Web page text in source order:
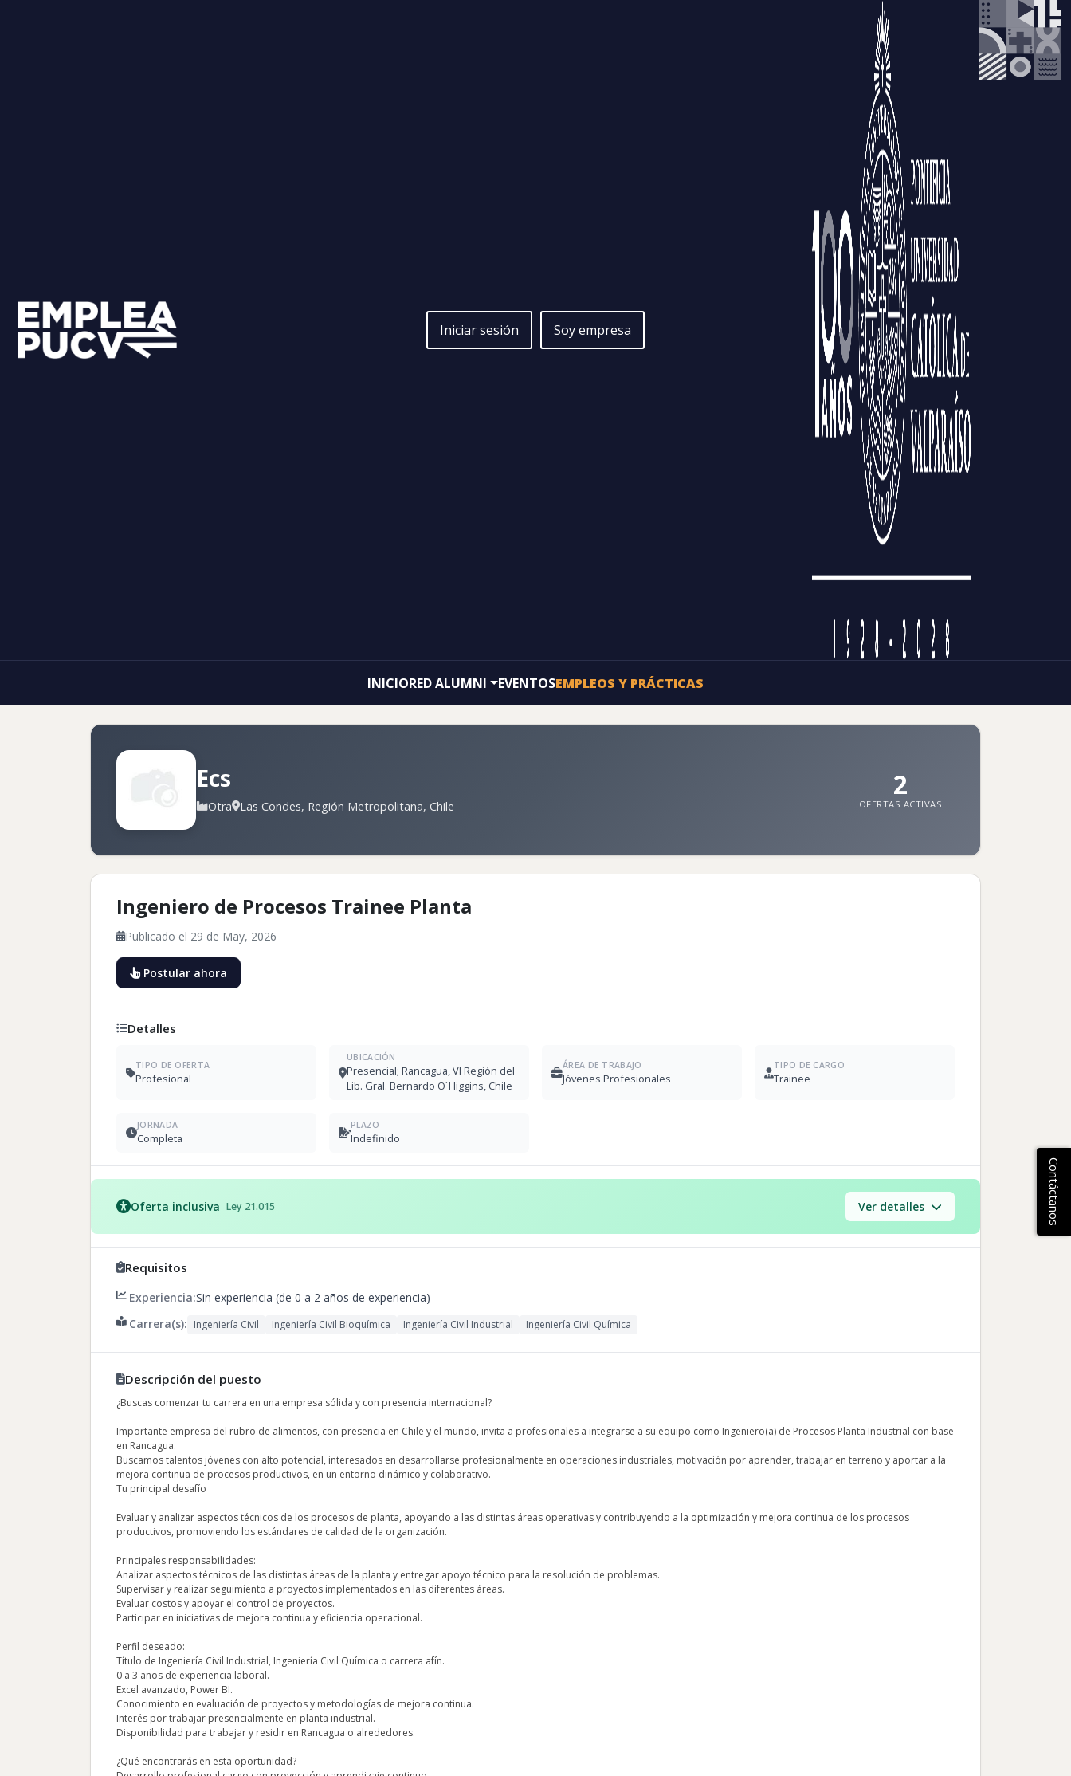
Iniciar sesión Soy empresa
INICIORED ALUMNI EVENTOSEMPLEOS Y PRÁCTICAS
Ecs
Otra Las Condes, Región Metropolitana, Chile
2
OFERTAS ACTIVAS
Ingeniero de Procesos Trainee Planta
Publicado el 29 de May, 2026
Postular ahora
Detalles
TIPO DE OFERTA
Profesional
UBICACIÓN
Presencial; Rancagua, VI Región del
Lib. Gral. Bernardo O´Higgins, Chile
ÁREA DE TRABAJO
Jóvenes Profesionales
TIPO DE CARGO
Trainee
JORNADA
Completa
PLAZO
Indefinido
Oferta inclusiva Ley 21.015 Ver detalles
Requisitos
Experiencia:Sin experiencia (de 0 a 2 años de experiencia)
Carrera(s): Ingeniería Civil Ingeniería Civil Bioquímica Ingeniería Civil Industrial Ingeniería Civil Química
Descripción del puesto
¿Buscas comenzar tu carrera en una empresa sólida y con presencia internacional?
Importante empresa del rubro de alimentos, con presencia en Chile y el mundo, invita a profesionales a integrarse a su equipo como Ingeniero(a) de Procesos Planta Industrial con base
en Rancagua.
Buscamos talentos jóvenes con alto potencial, interesados en desarrollarse profesionalmente en operaciones industriales, motivación por aprender, trabajar en terreno y aportar a la
mejora continua de procesos productivos, en un entorno dinámico y colaborativo.
Tu principal desafío
Evaluar y analizar aspectos técnicos de los procesos de planta, apoyando a las distintas áreas operativas y contribuyendo a la optimización y mejora continua de los procesos
productivos, promoviendo los estándares de calidad de la organización.
Principales responsabilidades:
Analizar aspectos técnicos de las distintas áreas de la planta y entregar apoyo técnico para la resolución de problemas.
Supervisar y realizar seguimiento a proyectos implementados en las diferentes áreas.
Evaluar costos y apoyar el control de proyectos.
Participar en iniciativas de mejora continua y eficiencia operacional.
Perfil deseado:
Título de Ingeniería Civil Industrial, Ingeniería Civil Química o carrera afín.
0 a 3 años de experiencia laboral.
Excel avanzado, Power BI.
Conocimiento en evaluación de proyectos y metodologías de mejora continua.
Interés por trabajar presencialmente en planta industrial.
Disponibilidad para trabajar y residir en Rancagua o alrededores.
¿Qué encontrarás en esta oportunidad?
Contáctanos